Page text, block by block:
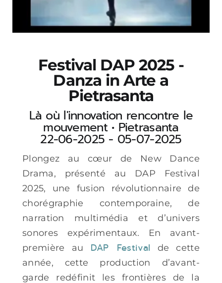
Festival DAP 2025 -
Danza in Arte a
Pietrasanta
Là où l'innovation rencontre le
mouvement • Pietrasanta
22-06-2025 - 05-07-2025
Plongez au cœur de New Dance
Drama, présenté au DAP Festival
2025, une fusion révolutionnaire de
chorégraphie contemporaine, de
narration multimédia et d’univers
sonores expérimentaux. En avant-
première au DAP Festival de cette
année, cette production d’avant-
garde redéfinit les frontières de la